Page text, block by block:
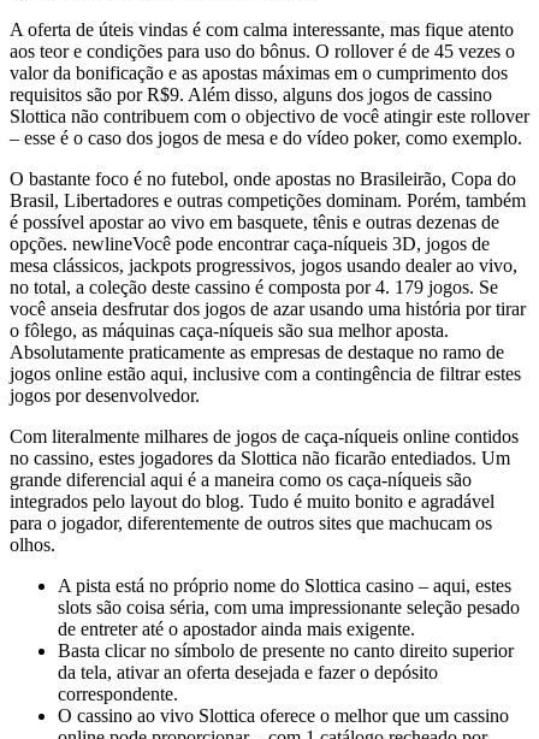
A oferta de úteis vindas é com calma interessante, mas fique atento
aos teor e condições para uso do bônus. O rollover é de 45 vezes o
valor da bonificação e as apostas máximas em o cumprimento dos
requisitos são por R$9. Além disso, alguns dos jogos de cassino
Slottica não contribuem com o objectivo de você atingir este rollover
– esse é o caso dos jogos de mesa e do vídeo poker, como exemplo.
O bastante foco é no futebol, onde apostas no Brasileirão, Copa do
Brasil, Libertadores e outras competições dominam. Porém, também
é possível apostar ao vivo em basquete, tênis e outras dezenas de
opções. newlineVocê pode encontrar caça-níqueis 3D, jogos de
mesa clássicos, jackpots progressivos, jogos usando dealer ao vivo,
no total, a coleção deste cassino é composta por 4. 179 jogos. Se
você anseia desfrutar dos jogos de azar usando uma história por tirar
o fôlego, as máquinas caça-níqueis são sua melhor aposta.
Absolutamente praticamente as empresas de destaque no ramo de
jogos online estão aqui, inclusive com a contingência de filtrar estes
jogos por desenvolvedor.
Com literalmente milhares de jogos de caça-níqueis online contidos
no cassino, estes jogadores da Slottica não ficarão entediados. Um
grande diferencial aqui é a maneira como os caça-níqueis são
integrados pelo layout do blog. Tudo é muito bonito e agradável
para o jogador, diferentemente de outros sites que machucam os
olhos.
A pista está no próprio nome do Slottica casino – aqui, estes
slots são coisa séria, com uma impressionante seleção pesado
de entreter até o apostador ainda mais exigente.
Basta clicar no símbolo de presente no canto direito superior
da tela, ativar an oferta desejada e fazer o depósito
correspondente.
O cassino ao vivo Slottica oferece o melhor que um cassino